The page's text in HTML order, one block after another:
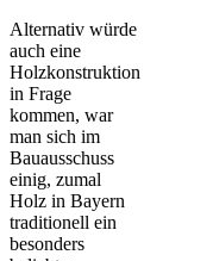
Alternativ würde
auch eine
Holzkonstruktion
in Frage
kommen, war
man sich im
Bauausschuss
einig, zumal
Holz in Bayern
traditionell ein
besonders